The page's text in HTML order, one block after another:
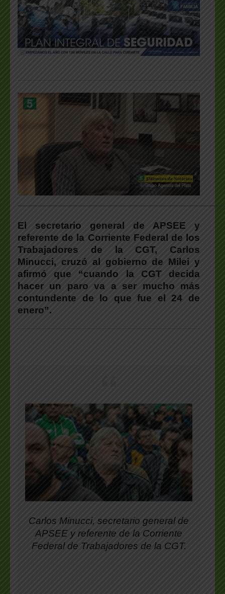
El secretario general de APSEE y
referente de la Corriente Federal de los
Trabajadores de la CGT, Carlos
Minucci, cruzó al gobierno de Milei y
afirmó que “cuando la CGT decida
hacer un paro va a ser mucho más
contundente de lo que fue el 24 de
enero”.
Carlos Minucci, secretario general de
APSEE y referente de la Corriente
Federal de Trabajadores de la CGT.